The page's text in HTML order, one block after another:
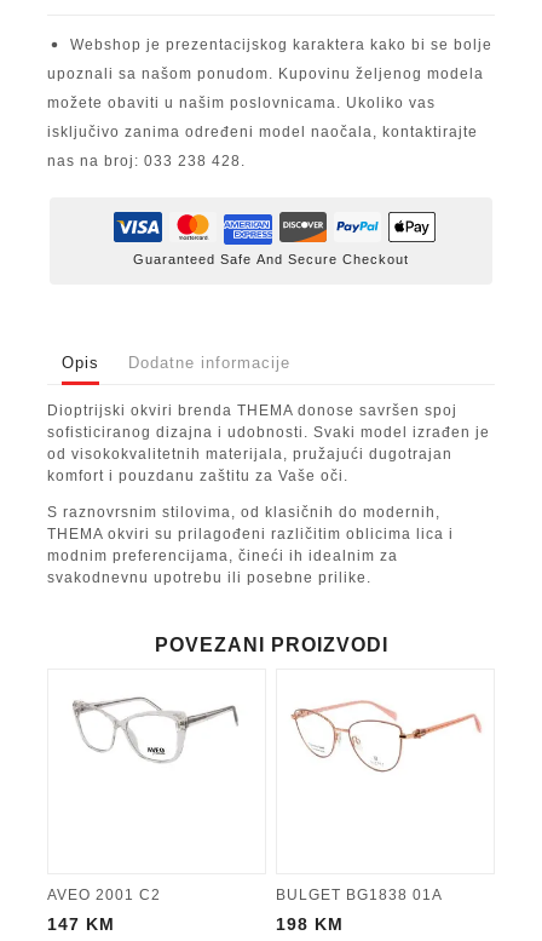
Webshop je prezentacijskog karaktera kako bi se bolje
upoznali sa našom ponudom. Kupovinu željenog modela
možete obaviti u našim poslovnicama. Ukoliko vas
isključivo zanima određeni model naočala, kontaktirajte
nas na broj: 033 238 428.
Guaranteed Safe And Secure Checkout
Opis Dodatne informacije
Dioptrijski okviri brenda THEMA donose savršen spoj
sofisticiranog dizajna i udobnosti. Svaki model izrađen je
od visokokvalitetnih materijala, pružajući dugotrajan
komfort i pouzdanu zaštitu za Vaše oči.
S raznovrsnim stilovima, od klasičnih do modernih,
THEMA okviri su prilagođeni različitim oblicima lica i
modnim preferencijama, čineći ih idealnim za
svakodnevnu upotrebu ili posebne prilike.
POVEZANI PROIZVODI
AVEO 2001 C2
147 KM
BULGET BG1838 01A
198 KM